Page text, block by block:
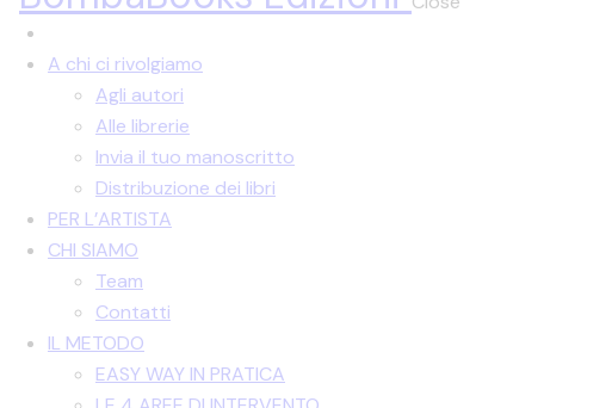
A chi ci rivolgiamo
Agli autori
Alle librerie
Invia il tuo manoscritto
Distribuzione dei libri
PER L’ARTISTA
CHI SIAMO
Team
Contatti
IL METODO
EASY WAY IN PRATICA